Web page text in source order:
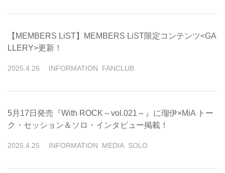
【MEMBERS LiST】MEMBERS LiST限定コンテンツ<GA
LLERY>更新！
2025 4 26 INFORMATION FANCLUB
5月17日発売『With ROCK～vol.021～』に瑠伊×MiA トー
ク・セッション＆ソロ・インタビュー掲載！
2025 4 25 INFORMATION MEDIA SOLO